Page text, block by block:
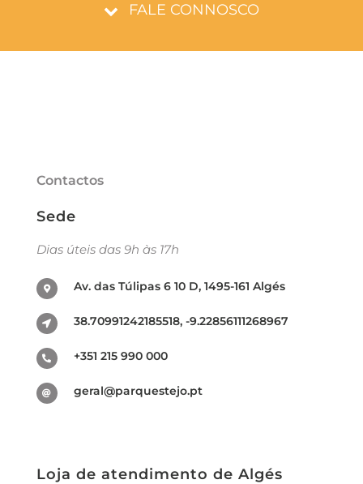
FALE CONNOSCO
Contactos
Sede
Dias úteis das 9h às 17h
Av. das Túlipas 6 10 D, 1495-161 Algés
38.70991242185518, -9.22856111268967
+351 215 990 000
geral@parquestejo.pt
Loja de atendimento de Algés